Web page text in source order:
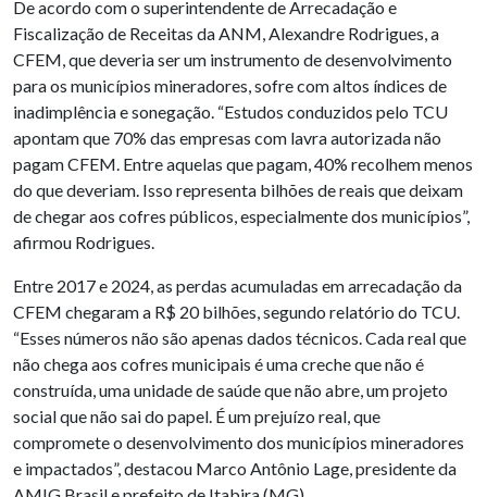
De acordo com o superintendente de Arrecadação e
Fiscalização de Receitas da ANM, Alexandre Rodrigues, a
CFEM, que deveria ser um instrumento de desenvolvimento
para os municípios mineradores, sofre com altos índices de
inadimplência e sonegação. “Estudos conduzidos pelo TCU
apontam que 70% das empresas com lavra autorizada não
pagam CFEM. Entre aquelas que pagam, 40% recolhem menos
do que deveriam. Isso representa bilhões de reais que deixam
de chegar aos cofres públicos, especialmente dos municípios”,
afirmou Rodrigues.
Entre 2017 e 2024, as perdas acumuladas em arrecadação da
CFEM chegaram a R$ 20 bilhões, segundo relatório do TCU.
“Esses números não são apenas dados técnicos. Cada real que
não chega aos cofres municipais é uma creche que não é
construída, uma unidade de saúde que não abre, um projeto
social que não sai do papel. É um prejuízo real, que
compromete o desenvolvimento dos municípios mineradores
e impactados”, destacou Marco Antônio Lage, presidente da